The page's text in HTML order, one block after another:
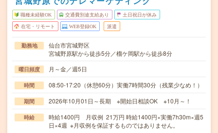
職種未経験OK 交通費別途支給あり 土日祝日が休み
在宅・リモート WEB登録OK 派遣
勤務地
仙台市宮城野区
宮城野原駅から徒歩5分／榴ケ岡駅から徒歩8分
曜日頻度 月～金／週5日
時間 08:50-17:20（休憩60分）実働7時間30分（残業少なめ！）
期間 2026年10月01日～長期 ※開始日相談OK ※10月～！
時給
時給1400円 月収例 21万円 時給1400円×実働7h30m×週5
日×4週 ※月収例を保証するものではありません。